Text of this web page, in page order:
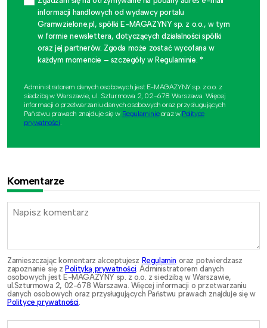
informacji handlowych od wydawcy portalu
Gramwzielone.pl, spółki E-MAGAZYNY sp. z o.o., w tym
w formie newslettera, dotyczących działalności spółki
oraz jej partnerów. Zgoda może zostać wycofana w
każdym momencie – szczegóły w Regulaminie. *
Administratorem danych osobowych jest E-MAGAZYNY sp. z o.o. z
siedzibą w Warszawie, ul. Szturmowa 2, 02-678 Warszawa. Więcej
informacji o przetwarzaniu danych osobowych oraz przysługujących
Państwu prawach znajduje się w Regulaminieoraz w Polityce
prywatności
Komentarze
Zamieszczając komentarz akceptujesz Regulamin oraz potwierdzasz
zapoznanie się z Polityką prywatności. Administratorem danych
osobowych jest E-MAGAZYNY sp. z o.o. z siedzibą w Warszawie,
ul.Szturmowa 2, 02-678 Warszawa. Więcej informacji o przetwarzaniu
danych osobowych oraz przysługujących Państwu prawach znajduje się w
Polityce prywatności.